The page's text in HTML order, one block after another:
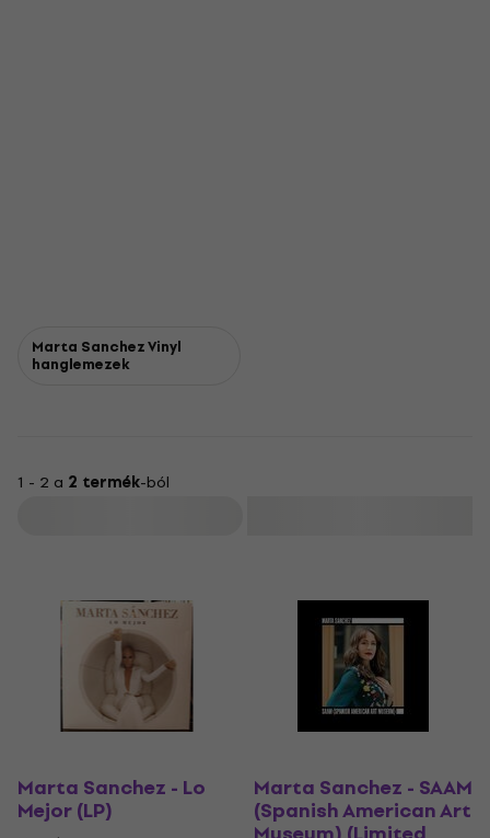
Marta Sanchez Vinyl
hanglemezek
1 - 2 a 2 termék-ból
Marta Sanchez - Lo
Mejor (LP)
Marta Sanchez - SAAM
(Spanish American Art